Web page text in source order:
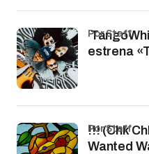
estrena
por Staff
!!! (Chk
Wanted
por Staff